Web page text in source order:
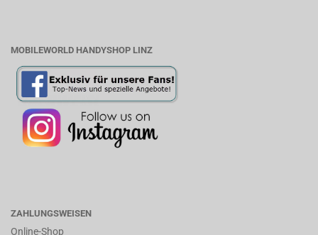
MOBILEWORLD HANDYSHOP LINZ
ZAHLUNGSWEISEN
Online-Shop